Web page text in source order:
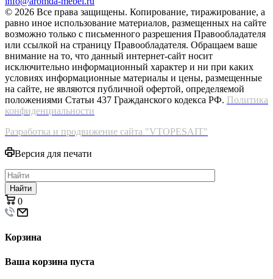
© 2026 Все права защищены. Копирование, тиражирование, а
равно иное использование материалов, размещенных на сайте
возможно только с письменного разрешения Правообладателя
или ссылкой на страницу Правообладателя. Обращаем ваше
внимание на то, что данный интернет-сайт носит
исключительно информационный характер и ни при каких
условиях информационные материалы и цены, размещенные
на сайте, не являются публичной офертой, определяемой
положениями Статьи 437 Гражданского кодекса РФ. Политика
конфиденциальности
Разработка и продвижение сайта "VTOPESAIT"
Версия для печати
Найти
0
Корзина
Ваша корзина пуста